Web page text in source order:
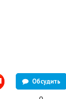
Обсудить